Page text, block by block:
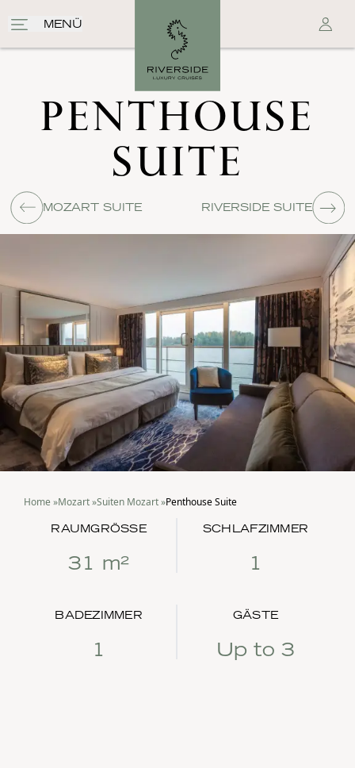
MENÜ
PENTHOUSE
SUITE
MOZART SUITE RIVERSIDE SUITE
Home »Mozart»Suiten Mozart»Penthouse Suite
RAUMGRÖSSE
31 m²
SCHLAFZIMMER
1
BADEZIMMER
1
GÄSTE
Up to 3